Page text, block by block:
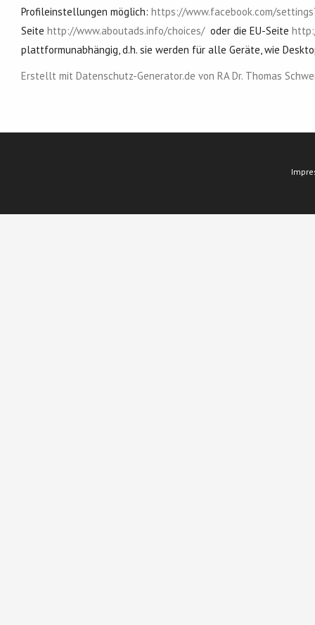
Profileinstellungen möglich: https://www.facebook.com/
Seite http://www.aboutads.info/choices/oder die EU-Seite
plattformunabhängig, d.h. sie werden für alle Geräte, wie
Erstellt mit Datenschutz-Generator.de von RA Dr. Thomas